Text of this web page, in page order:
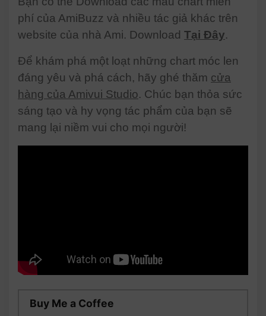
phí của AmiBuzz và nhiều tác giả khác trên
website của nhà Ami. Download Tại Đây.
Để khám phá một loạt những chart móc len
đáng yêu và phá cách, hãy ghé thăm cửa
hàng của Amivui Studio. Chúc bạn thỏa sức
sáng tạo và hy vọng tác phẩm của bạn sẽ
mang lại niềm vui cho mọi người!
Buy Me a Coffee